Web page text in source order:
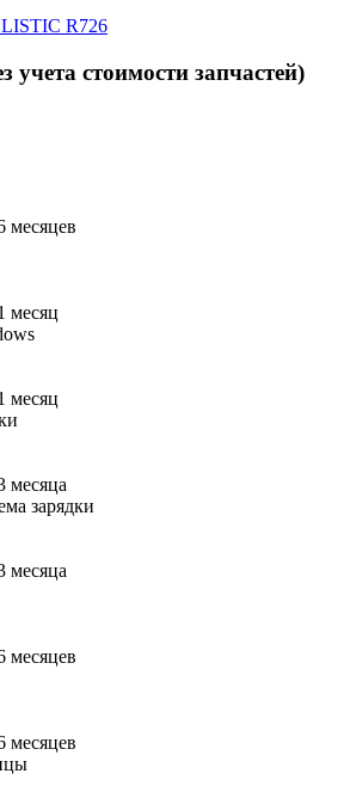
учета стоимости запчастей)
месяцев
месяц
месяц
месяца
зарядки
месяца
месяцев
месяцев